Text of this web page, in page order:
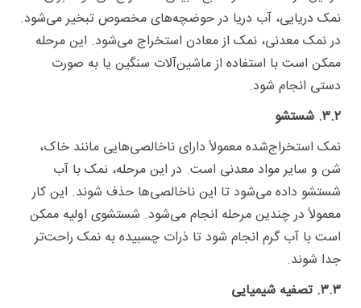
نمک دریایی، آب دریا در حوضچه‌های مخصوص تبخیر می‌شود.
در نمک معدنی، نمک از معادن استخراج می‌شود. این مرحله
ممکن است با استفاده از ماشین‌آلات سنگین یا به صورت
دستی انجام شود.
۳.۲. شستشو
نمک استخراج‌شده معمولاً دارای ناخالصی‌هایی مانند خاک،
شن و سایر مواد معدنی است. در این مرحله، نمک با آب
شستشو داده می‌شود تا این ناخالصی‌ها حذف شوند. این کار
معمولاً در چندین مرحله انجام می‌شود. شستشوی اولیه ممکن
است با آب گرم انجام شود تا ذرات چسبیده به نمک راحت‌تر
جدا شوند.
۳.۳. تصفیه شیمیایی